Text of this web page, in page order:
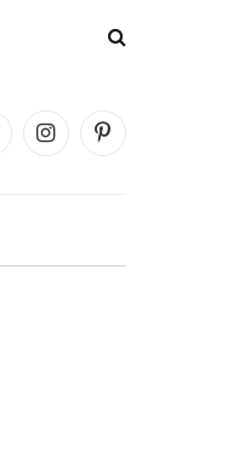
InstagramPinterest